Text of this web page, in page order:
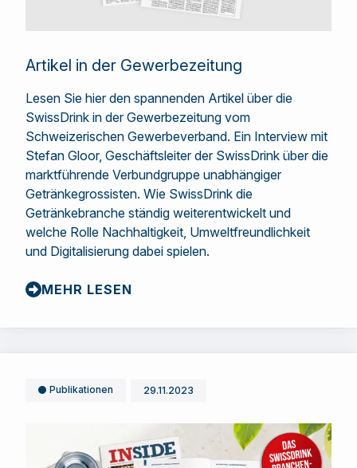
Artikel in der Gewerbezeitung
Lesen Sie hier den spannenden Artikel über die
SwissDrink in der Gewerbezeitung vom
Schweizerischen Gewerbeverband. Ein Interview mit
Stefan Gloor, Geschäftsleiter der SwissDrink über die
marktführende Verbundgruppe unabhängiger
Getränkegrossisten. Wie SwissDrink die
Getränkebranche ständig weiterentwickelt und
welche Rolle Nachhaltigkeit, Umweltfreundlichkeit
und Digitalisierung dabei spielen.
MEHR LESEN
Publikationen 29.11.2023